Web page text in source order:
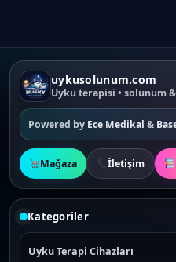
uykusolunum.com
Uyku terapisi • solunum
Powered by Ece Medikal &
Mağaza İletişim
Kategoriler
Uyku Terapi Cihazları